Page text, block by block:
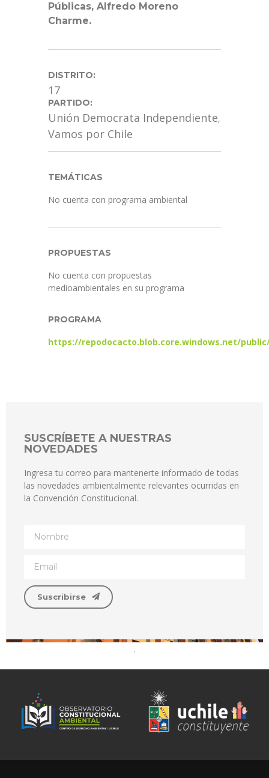
Públicas, Alfredo Moreno
Charme.
DISTRITO:
17
PARTIDO:
Unión Democrata Independiente,
Vamos por Chile
TEMÁTICAS
No cuenta con programa ambiental
PROPUESTAS
No cuenta con propuestas
medioambientales en su programa
PROGRAMA
https://repodocacto.blob.core.windows.net/public/
SUSCRÍBETE A NUESTRAS
NOVEDADES
Ingresa tu correo para mantenerte informado de todas
las novedades ambientalmente relevantes ocurridas en
la Convención Constitucional.
Suscribirse
.